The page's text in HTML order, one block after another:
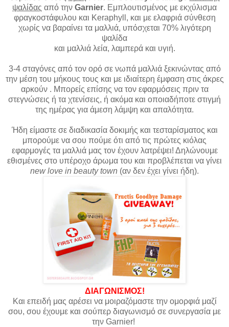
ψαλίδας από την Garnier. Εμπλουτισμένος με εκχύλισμα
φραγκοστάφυλου και Keraphyll, και με ελαφριά σύνθεση
χωρίς να βαραίνει τα μαλλιά, υπόσχεται 70% λιγότερη
ψαλίδα
και μαλλιά λεία, λαμπερά και υγιή.
3-4 σταγόνες από τον ορό σε νωπά μαλλιά ξεκινώντας από
την μέση του μήκους τους και με ιδιαίτερη έμφαση στις άκρες
αρκούν . Μπορείς επίσης να τον εφαρμόσεις πριν τα
στεγνώσεις ή τα χτενίσεις, ή ακόμα και οποιαδήποτε στιγμή
της ημέρας για άμεση λάμψη και απαλότητα.
Ήδη είμαστε σε διαδικασία δοκιμής και τεσταρίσματος και
μπορούμε να σου πούμε ότι από τις πρώτες κιόλας
εφαρμογές τα μαλλιά μας τον έχουν λατρέψει! Δηλώνουμε
εθισμένες στο υπέροχο άρωμα του και προβλέπεται να γίνει
new love in beauty town (αν δεν έχει γίνει ήδη).
ΔΙΑΓΩΝΙΣΜΟΣ!
Και επειδή μας αρέσει να μοιραζόμαστε την ομορφιά μαζί
σου, σου έχουμε και σούπερ διαγωνισμό σε συνεργασία με
την Garnier!